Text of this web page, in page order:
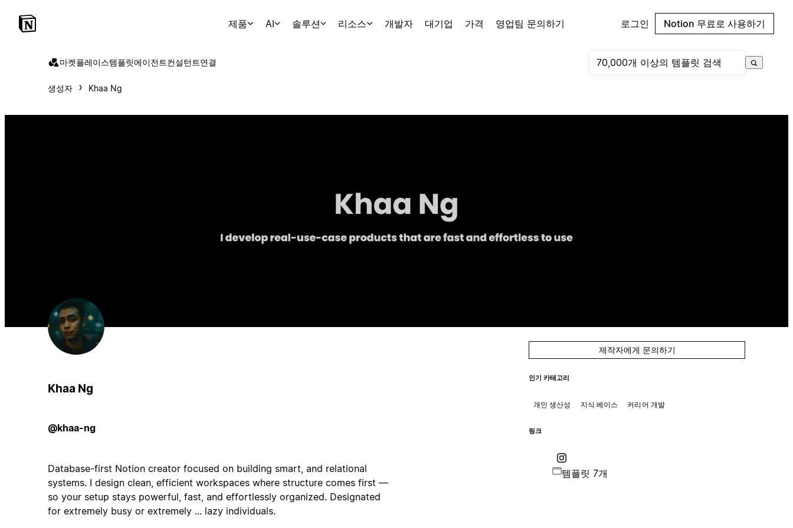
제품 AI 솔루션 리소스 개발자 대기업 가격 영업팀 문의하기 로그인 Notion 무료로 사용하기
마켓플레이스템플릿에이전트컨설턴트연결
생성자 Khaa Ng
Khaa Ng
@khaa-ng
Database-first Notion creator focused on building smart, and relational
systems. I design clean, efficient workspaces where structure comes first —
so your setup stays powerful, fast, and effortlessly organized. Designated
for extremely busy or extremely ... lazy individuals.
제작자에게 문의하기
인기 카테고리
개인 생산성 지식 베이스 커리어 개발
링크
템플릿 7개